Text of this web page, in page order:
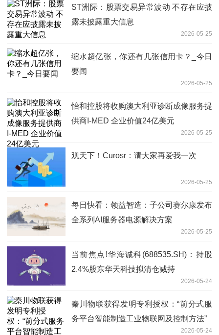
ST洲际：股票交易异常波动 不存在应披
露未披露重大信息
2026-05-25
缩水超亿张，你还有几张信用卡？_今日
要闻
2026-05-25
怡和控股将收购澳大利亚诊断成像服务提
供商I-MED 企业价值24亿美元
2026-05-25
观天下！Curosr：请大家再爱我一次
2026-05-25
每日快看：领益智造：子公司赛尔康发布
全系列AI服务器电源解决方案
2026-05-25
当前焦点!华海诚科(688535.SH)：持股
2.4%股东华天科技拟清仓减持
2026-05-24
秦川物联获得发明专利授权：“前分式服
务平台智能制造工业物联网及控制方法”
2026-05-24